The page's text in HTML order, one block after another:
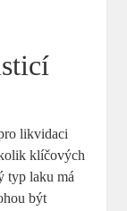
likvidaci
klíčových
typ laku má
být